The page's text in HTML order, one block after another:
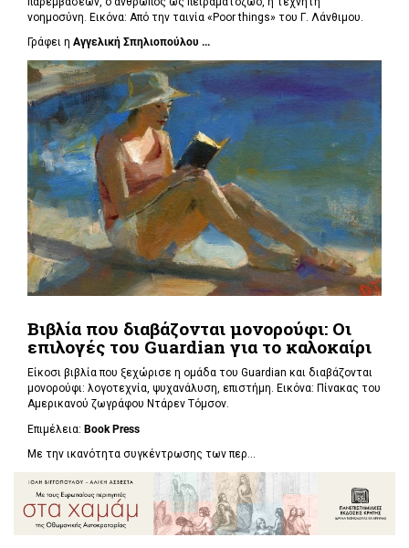
νοημοσύνη. Εικόνα: Από την ταινία «Poor things» του Γ. Λάνθιμου.
Γράφει η Αγγελική Σπηλιοπούλου ...
Βιβλία που διαβάζονται μονορούφι: Οι
επιλογές του Guardian για το καλοκαίρι
Είκοσι βιβλία που ξεχώρισε η ομάδα του Guardian και διαβάζονται
μονορούφι: λογοτεχνία, ψυχανάλυση, επιστήμη. Εικόνα: Πίνακας του
Αμερικανού ζωγράφου Ντάρεν Τόμσον.
Επιμέλεια: Book Press
Με την ικανότητα συγκέντρωσης των περ...